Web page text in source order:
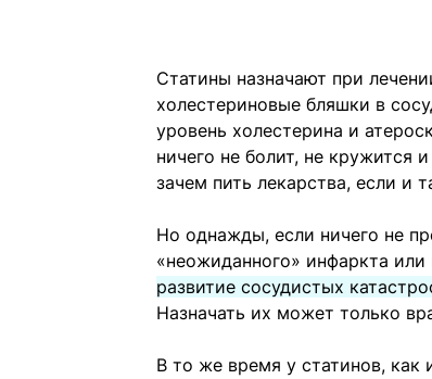
Статины назначают при
холестериновые бляшки в
уровень холестерина и
ничего не болит, не
зачем пить лекарства, если и
Но однажды, если ничего не
«неожиданного» инфаркта или
развитие сосудистых
Назначать их может только
В то же время у статинов, как